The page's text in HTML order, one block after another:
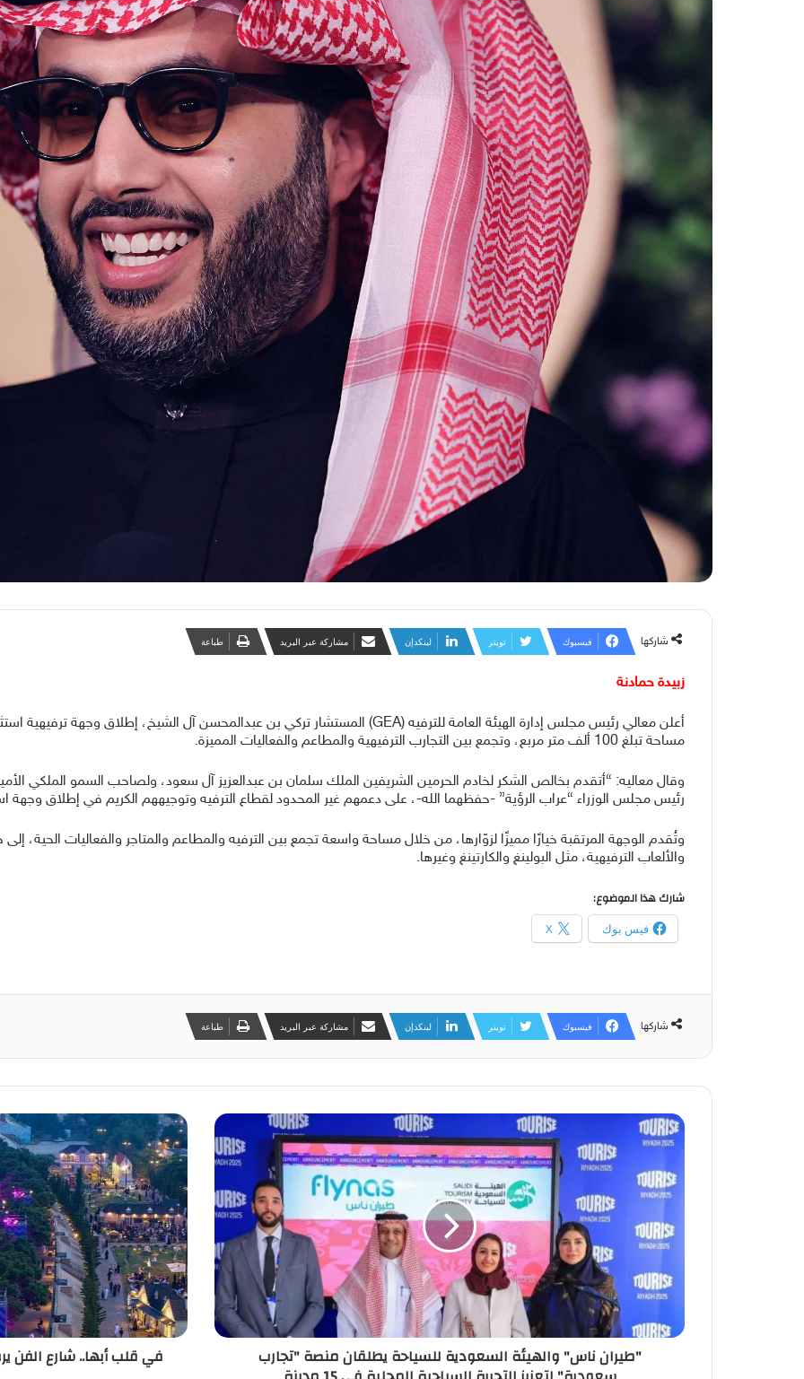
شاركها فيسبوك تويتر لينكدإن مشاركة عبر البريد طباعة
زبيدة حمادنة
مساحة تبلغ 100 ألف متر مربع، وتجمع بين التجارب الترفيهية والمطاعم والفعاليات المميزة.
وقال معاليه: “أتقدم بخالص الشكر لخادم الحرمين الشريفين الملك سلمان بن عبدالعزيز آل سعود، ولصاحب السمو الملكي
رئيس مجلس الوزراء “عراب الرؤية” -حفظهما الله-، على دعمهم غير المحدود لقطاع الترفيه وتوجيههم الكريم في إطلاق وجهة
وتُقدم الوجهة المرتقبة خيارًا مميزًا لزوّارها، من خلال مساحة واسعة تجمع بين الترفيه والمطاعم والمتاجر والفعاليات الحية،
والألعاب الترفيهية، مثل البولينغ والكارتينغ وغيرها.
شارك هذا الموضوع:
فيس بوك X
شاركها فيسبوك تويتر لينكدإن مشاركة عبر البريد طباعة
"طيران ناس" والهيئة السعودية للسياحة يطلقان منصة "تجارب في قلب أبها.. شارع الفن